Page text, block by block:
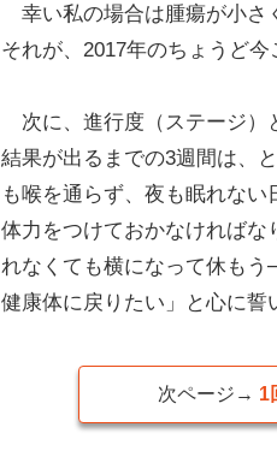
幸い私の場合は腫瘍が小さ
それが、2017年のちょうど今
次に、進行度（ステージ）
結果が出るまでの3週間は、
も喉を通らず、夜も眠れない
体力をつけておかなければ
れなくても横になって休も
健康体に戻りたい」と心に誓
次ページ→ 1